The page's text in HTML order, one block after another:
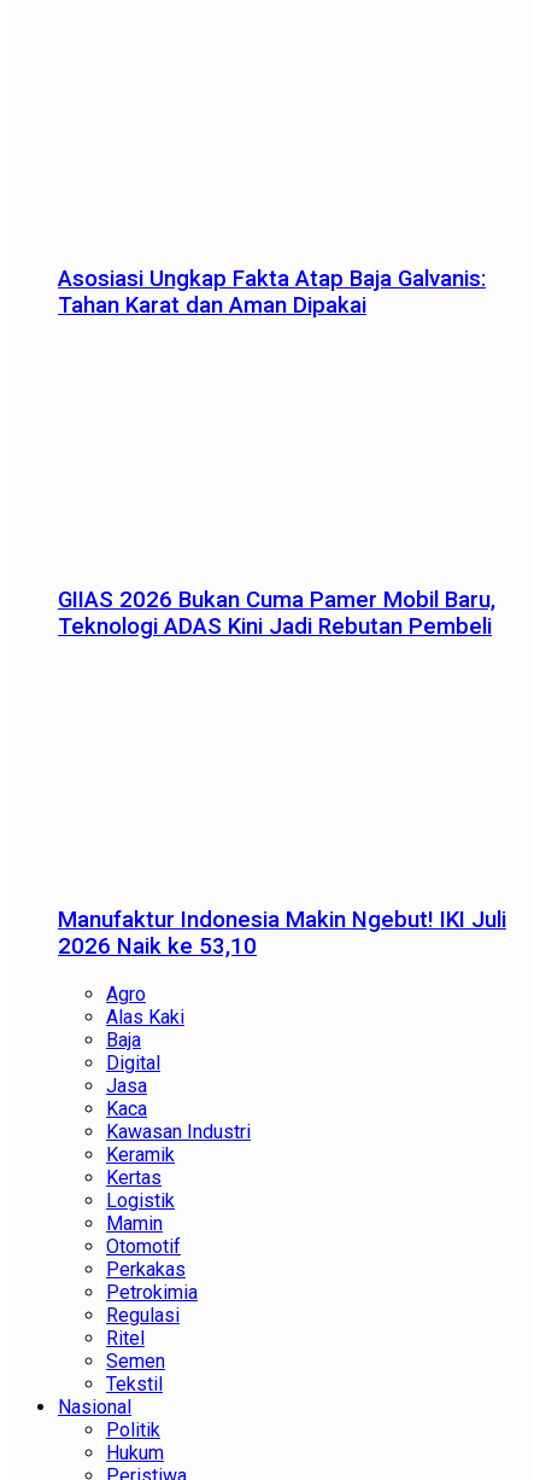
Asosiasi Ungkap Fakta Atap Baja Galvanis:
Tahan Karat dan Aman Dipakai
GIIAS 2026 Bukan Cuma Pamer Mobil Baru,
Teknologi ADAS Kini Jadi Rebutan Pembeli
Manufaktur Indonesia Makin Ngebut! IKI Juli
2026 Naik ke 53,10
Agro
Alas Kaki
Baja
Digital
Jasa
Kaca
Kawasan Industri
Keramik
Kertas
Logistik
Mamin
Otomotif
Perkakas
Petrokimia
Regulasi
Ritel
Semen
Tekstil
Nasional
Politik
Hukum